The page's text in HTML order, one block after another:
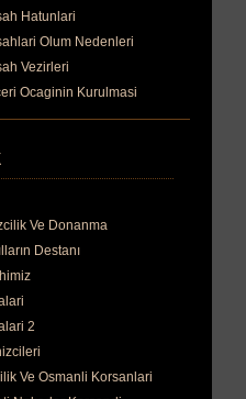
Hatunlari
Olum Nedenleri
Vezirleri
Ocaginin Kurulmasi
Ve Donanma
Destanı
2
Ve Osmanli Korsanlari